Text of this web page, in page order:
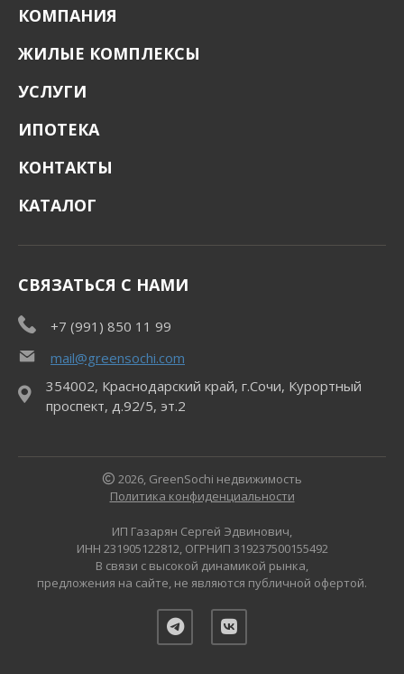
КОМПАНИЯ
ЖИЛЫЕ КОМПЛЕКСЫ
УСЛУГИ
ИПОТЕКА
КОНТАКТЫ
КАТАЛОГ
СВЯЗАТЬСЯ С НАМИ
+7 (991) 850 11 99
mail@greensochi.com
354002, Краснодарский край, г.Сочи, Курортный
проспект, д.92/5, эт.2
2026, GreenSochi недвижимость
Политика конфиденциальности
ИП Газарян Сергей Эдвинович,
ИНН 231905122812, ОГРНИП 319237500155492
В связи с высокой динамикой рынка,
предложения на сайте, не являются публичной офертой.